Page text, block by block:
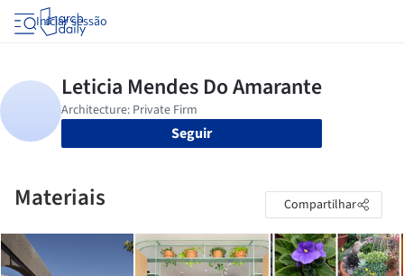
Iniciar sessão
Seguir
Materiais Compartilhar